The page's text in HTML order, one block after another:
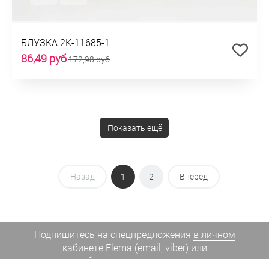
БЛУЗКА 2К-11685-1
86,49 руб172,98 руб
Показать ещё
Назад 1 2 Вперед
Подпишитесь на спецпредложения в личном
кабинете Elema (email, viber) или